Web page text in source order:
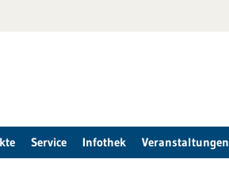
Service Infothek Veranstaltungen